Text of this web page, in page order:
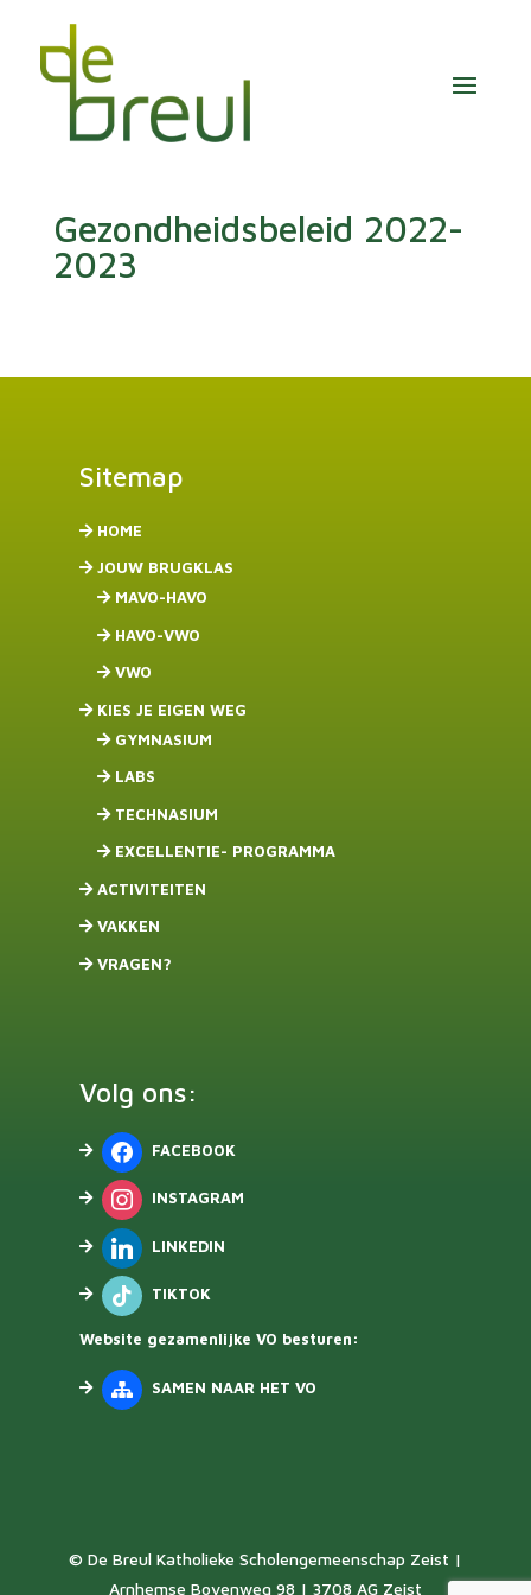
Gezondheidsbeleid 2022-
2023
Sitemap
HOME
JOUW BRUGKLAS
MAVO-HAVO
HAVO-VWO
VWO
KIES JE EIGEN WEG
GYMNASIUM
LABS
TECHNASIUM
EXCELLENTIE- PROGRAMMA
ACTIVITEITEN
VAKKEN
VRAGEN?
Volg ons:
FACEBOOK
INSTAGRAM
LINKEDIN
TIKTOK
Website gezamenlijke VO besturen:
SAMEN NAAR HET VO
© De Breul Katholieke Scholengemeenschap Zeist |
Arnhemse Bovenweg 98 | 3708 AG Zeist